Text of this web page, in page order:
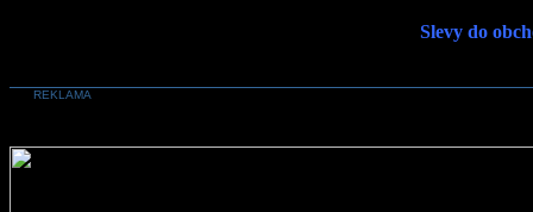
Slevy do
REKLAMA